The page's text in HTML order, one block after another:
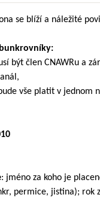
se blíží a náležité
být člen CNAWRu a
vše platit v jednom
: jméno za koho je
permice, jistina); rok